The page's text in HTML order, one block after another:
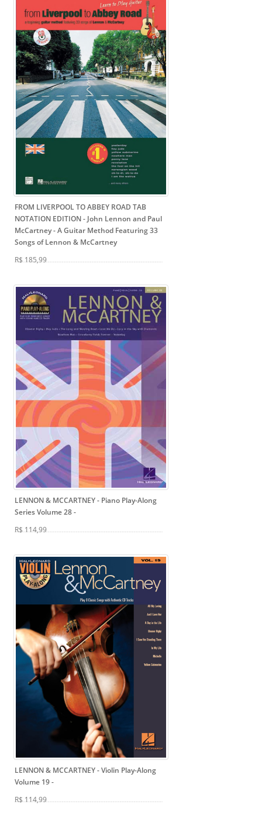
FROM LIVERPOOL TO ABBEY ROAD TAB
NOTATION EDITION - John Lennon and Paul
McCartney- A Guitar Method Featuring 33
Songs of Lennon & McCartney
R$ 185,99
LENNON & MCCARTNEY - Piano Play-Along
Series Volume 28-
R$ 114,99
LENNON & MCCARTNEY - Violin Play-Along
Volume 19-
R$ 114,99